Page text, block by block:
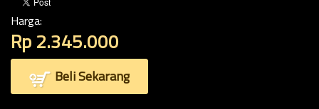
Harga:
Rp 2.345.000
Beli Sekarang